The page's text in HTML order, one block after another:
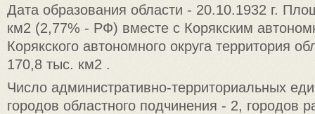
Дата образования области - 20.10.1932 г.
км2 (2,77% - РФ) вместе с Корякским
Корякского автономного округа территория
170,8 тыс. км2 .
Число административно-территориальных
городов областного подчинения - 2, городов